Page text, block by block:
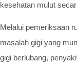
kesehatan mulut
Melalui pemeriksaan
masalah gigi yang
gigi berlubang,